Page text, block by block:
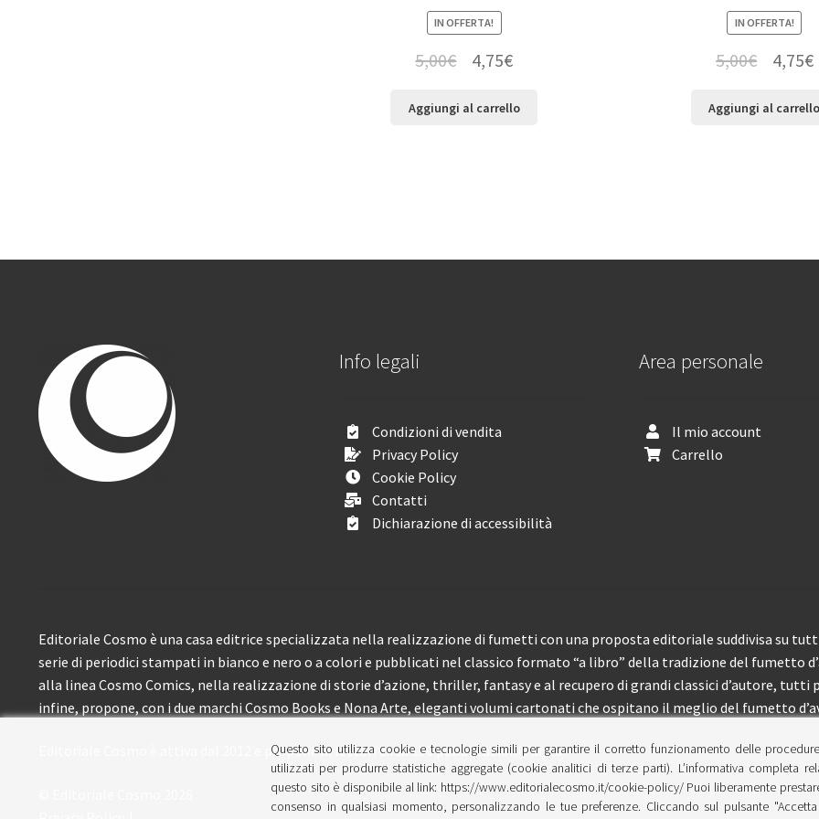
IN OFFERTA!
5,00€ 4,75€
Aggiungi al carrello
IN OFFERTA!
5,00€ 4,75€
Aggiungi al carrello
Info legali
Condizioni di vendita
Privacy Policy
Cookie Policy
Contatti
Dichiarazione di accessibilità
Area personale
Il mio account
Carrello
Editoriale Cosmo è una casa editrice specializzata nella realizzazione di fumetti con una proposta editoriale suddivisa su
serie di periodici stampati in bianco e nero o a colori e pubblicati nel classico formato “a libro” della tradizione del fumetto
alla linea Cosmo Comics, nella realizzazione di storie d’azione, thriller, fantasy e al recupero di grandi classici d’autore,
infine, propone, con i due marchi Cosmo Books e Nona Arte, eleganti volumi cartonati che ospitano il meglio del fumetto
Editoriale Cosmo è attiva dal 2012 e propone ai lettori circa 150 pubblicazioni l’anno.
Questo sito utilizza cookie e tecnologie simili per garantire il corretto funzionamento delle
utilizzati per produrre statistiche aggregate (cookie analitici di terze parti). L’informativa completa
questo sito è disponibile al link: https://www.editorialecosmo.it/cookie-policy/ Puoi liberamente
consenso in qualsiasi momento, personalizzando le tue preferenze. Cliccando sul pulsante